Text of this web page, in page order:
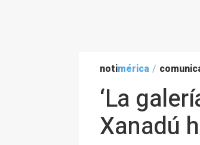
notimérica /
‘La
Xanadú